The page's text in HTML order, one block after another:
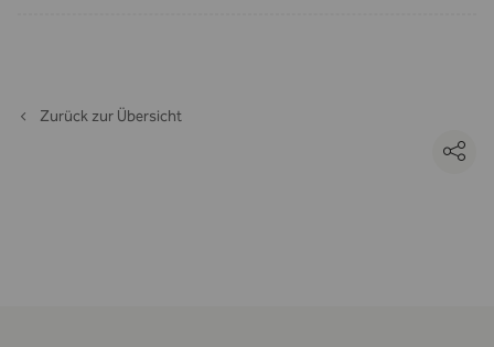
Zurück zur Übersicht